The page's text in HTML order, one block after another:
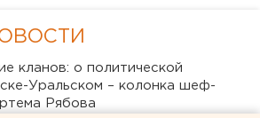
области подтопило
озеро
о возможном